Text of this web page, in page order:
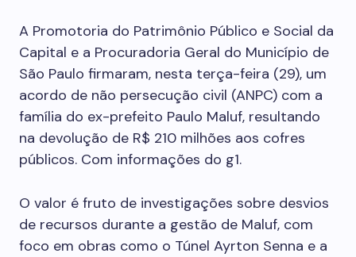
A Promotoria do Patrimônio Público e Social da
Capital e a Procuradoria Geral do Município de
São Paulo firmaram, nesta terça-feira (29), um
acordo de não persecução civil (ANPC) com a
família do ex-prefeito Paulo Maluf, resultando
na devolução de R$ 210 milhões aos cofres
públicos. Com informações do g1.
O valor é fruto de investigações sobre desvios
de recursos durante a gestão de Maluf, com
foco em obras como o Túnel Ayrton Senna e a